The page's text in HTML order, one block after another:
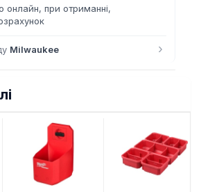
онлайн, при отриманні,
Milwaukee ›